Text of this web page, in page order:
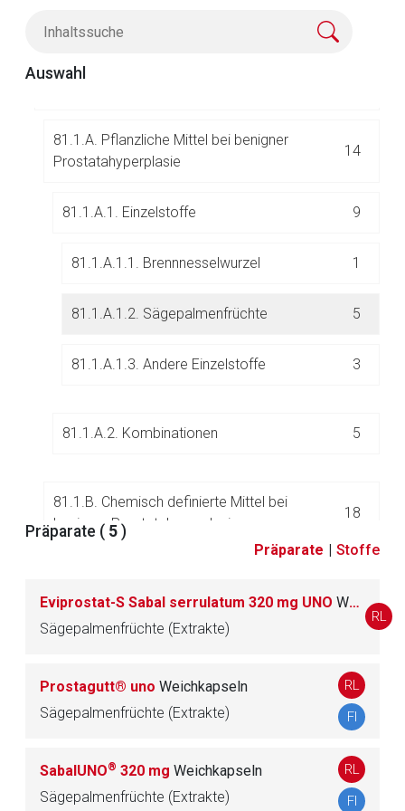
Auswahl
Urologika und Mittel zur Behandlung der Hyp
erkaliämie und Hyperphosphatämie
81.1.A. Pflanzliche Mittel bei benigner
Prostatahyperplasie
14
81.1.A.1. Einzelstoffe 9
81.1.A.1.1. Brennnesselwurzel 1
81.1.A.1.2. Sägepalmenfrüchte 5
81.1.A.1.3. Andere Einzelstoffe 3
81.1.A.2. Kombinationen 5
81.1.B. Chemisch definierte Mittel bei
benigner Prostatahyperplasie
18
81.2. Andere Urologika
81.3. Mittel zur Behandlung der Hyperkaliämie
und Hyperphosphatämie
16
Venentherapeutika 18
Präparate ( 5 )
Präparate | Stoffe
Eviprostat-S Sabal serrulatum 320 mg UNO Weichkapseln
Sägepalmenfrüchte (Extrakte)
RL
Prostagutt® uno Weichkapseln
Sägepalmenfrüchte (Extrakte)
RL
FI
SabalUNO® 320 mg Weichkapseln
Sägepalmenfrüchte (Extrakte)
RL
FI
Aufruf einer externen Seite
Der von Ihnen aufgerufene Link öffnet eine externe Web-
Datenschutzbestimmungen.